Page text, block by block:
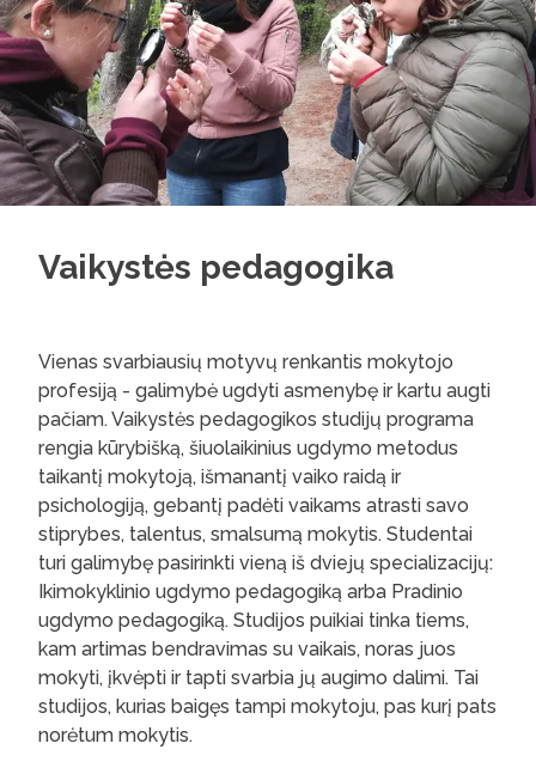
Vaikystės pedagogika
Vienas svarbiausių motyvų renkantis mokytojo
profesiją - galimybė ugdyti asmenybę ir kartu augti
pačiam. Vaikystės pedagogikos studijų programa
rengia kūrybišką, šiuolaikinius ugdymo metodus
taikantį mokytoją, išmanantį vaiko raidą ir
psichologiją, gebantį padėti vaikams atrasti savo
stiprybes, talentus, smalsumą mokytis. Studentai
turi galimybę pasirinkti vieną iš dviejų specializacijų:
Ikimokyklinio ugdymo pedagogiką arba Pradinio
ugdymo pedagogiką. Studijos puikiai tinka tiems,
kam artimas bendravimas su vaikais, noras juos
mokyti, įkvėpti ir tapti svarbia jų augimo dalimi. Tai
studijos, kurias baigęs tampi mokytoju, pas kurį pats
norėtum mokytis.